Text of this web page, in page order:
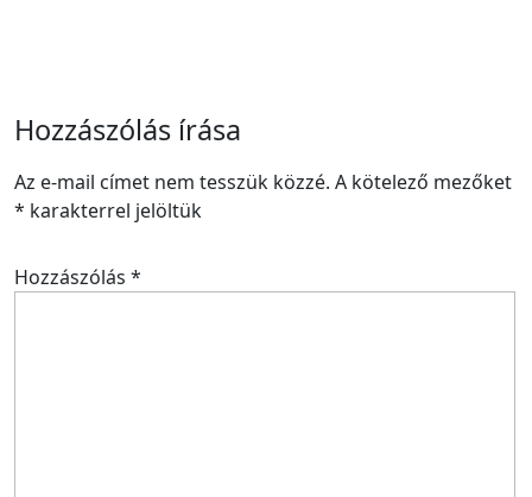
Hozzászólás írása
Az e-mail címet nem tesszük közzé. A kötelező mezőket
* karakterrel jelöltük
Hozzászólás *